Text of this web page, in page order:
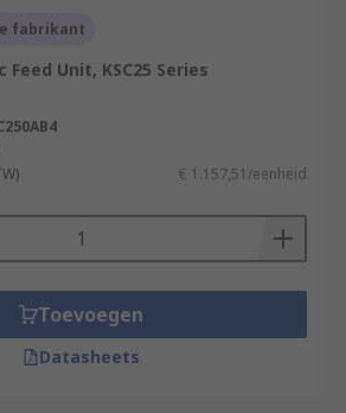
fabrikant
Unit, KSC25 Series
€ 1.157,51/eenheid
Toevoegen
Datasheets